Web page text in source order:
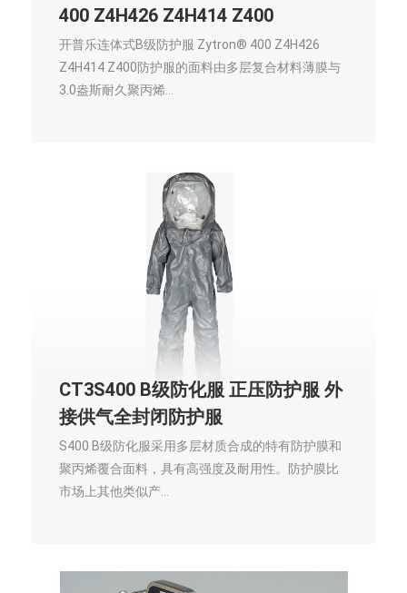
400 Z4H426 Z4H414 Z400
开普乐连体式B级防护服 Zytron® 400 Z4H426
Z4H414 Z400防护服的面料由多层复合材料薄膜与
3.0盎斯耐久聚丙烯…
CT3S400 B级防化服 正压防护服 外
接供气全封闭防护服
S400 B级防化服采用多层材质合成的特有防护膜和
聚丙烯覆合面料，具有高强度及耐用性。防护膜比
市场上其他类似产…